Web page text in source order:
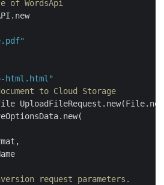
of WordsApi
html.html"
to Cloud Storage
request parameters.